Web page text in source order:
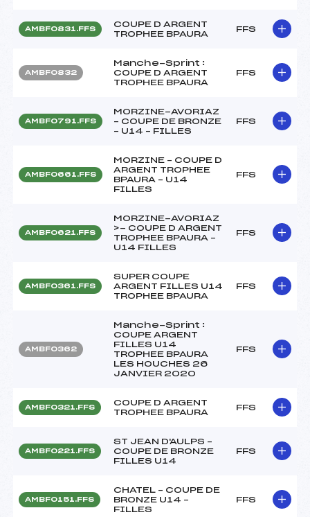
AMBF0831.FFS
COUPE D ARGENT
TROPHEE BPAURA
FFS
AMBF0832
Manche-Sprint :
COUPE D ARGENT
TROPHEE BPAURA
FFS
AMBF0791.FFS
MORZINE-AVORIAZ
– COUPE DE BRONZE
– U14 – FILLES
FFS
AMBF0661.FFS
MORZINE – COUPE D
ARGENT TROPHEE
BPAURA – U14
FILLES
FFS
AMBF0621.FFS
MORZINE-AVORIAZ
>- COUPE D ARGENT
TROPHEE BPAURA –
U14 FILLES
FFS
AMBF0361.FFS
SUPER COUPE
ARGENT FILLES U14
TROPHEE BPAURA
FFS
AMBF0362
Manche-Sprint :
COUPE ARGENT
FILLES U14
TROPHEE BPAURA
LES HOUCHES 26
JANVIER 2020
FFS
AMBF0321.FFS
COUPE D ARGENT
TROPHEE BPAURA
FFS
AMBF0221.FFS
ST JEAN D'AULPS –
COUPE DE BRONZE
FILLES U14
FFS
AMBF0151.FFS
CHATEL – COUPE DE
BRONZE U14 –
FILLES
FFS